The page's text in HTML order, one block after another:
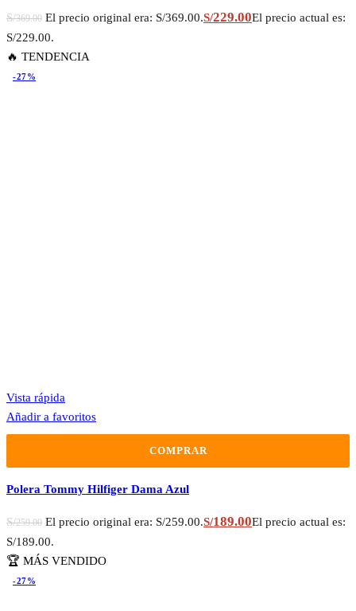
S/369.00 El precio original era: S/369.00.S/229.00El precio actual es:
S/229.00.
🔥 TENDENCIA
-27%
Vista rápida
Añadir a favoritos
COMPRAR
Polera Tommy Hilfiger Dama Azul
S/259.00 El precio original era: S/259.00.S/189.00El precio actual es:
S/189.00.
🏆 MÁS VENDIDO
-27%